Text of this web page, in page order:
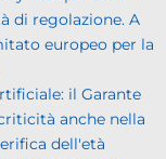
di regolazione. A
europeo per la
il Garante
anche nella
dell'età